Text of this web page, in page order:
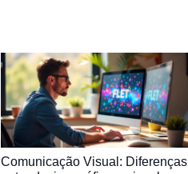
Comunicação Visual: Diferenças